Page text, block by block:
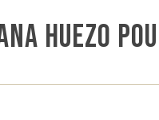
Huezo